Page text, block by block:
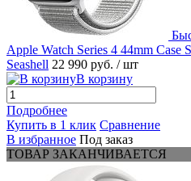
Apple Watch Series 4 44mm
Seashell 22 990 руб. / шт
В корзину
Подробнее
Купить в 1 клик Сравнение
В избранное Под заказ
ТОВАР ЗАКАНЧИВАЕТСЯ